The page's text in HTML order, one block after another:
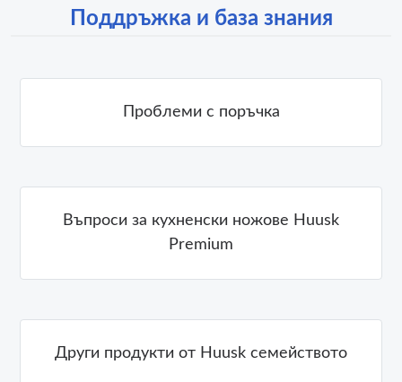
Поддръжка и база знания
Проблеми с поръчка
Въпроси за кухненски ножове Huusk
Premium
Други продукти от Huusk семейството